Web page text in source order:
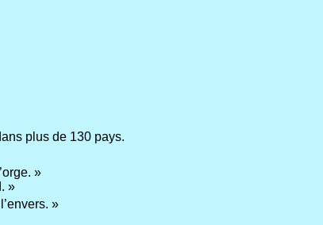
plus de 130 pays.
»
»
»